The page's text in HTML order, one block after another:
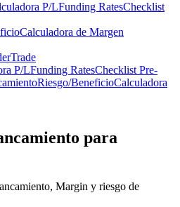
P/LFunding RatesChecklist
Calculadora de Margen
Trade
P/LFunding RatesChecklist Pre-
Riesgo/BeneficioCalculadora
para
Margin y riesgo de